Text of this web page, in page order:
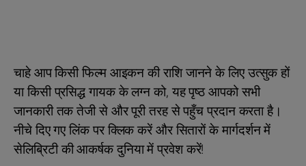
चाहे आप किसी फिल्म आइकन की राशि जानने के लिए उत्सुक हों
या किसी प्रसिद्ध गायक के लग्न को, यह पृष्ठ आपको सभी
जानकारी तक तेजी से और पूरी तरह से पहुँच प्रदान करता है।
नीचे दिए गए लिंक पर क्लिक करें और सितारों के मार्गदर्शन में
सेलिब्रिटी की आकर्षक दुनिया में प्रवेश करें!